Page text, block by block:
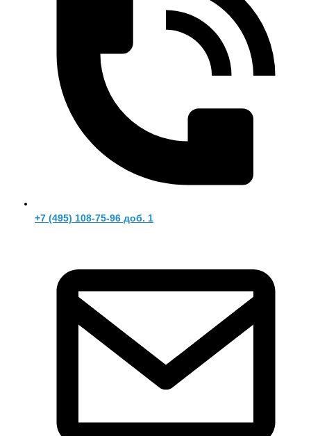
+7 (495) 108-75-96 доб. 1